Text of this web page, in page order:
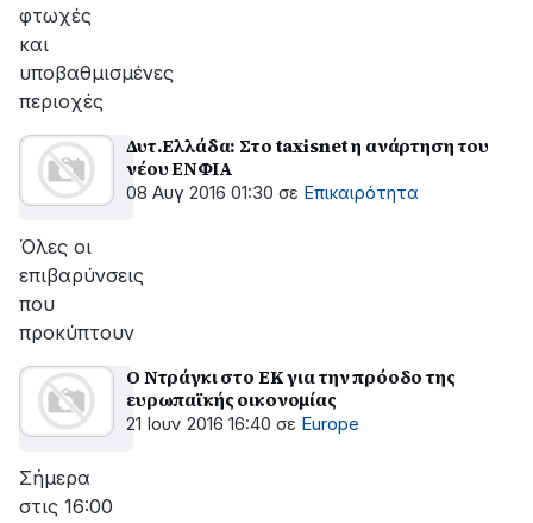
φτωχές
και
υποβαθμισμένες
περιοχές
Δυτ.Ελλάδα: Στο taxisnet η ανάρτηση του
νέου ΕΝΦΙΑ
08 Αυγ 2016 01:30 σε Επικαιρότητα
Όλες οι
επιβαρύνσεις
που
προκύπτουν
Ο Ντράγκι στο ΕΚ για την πρόοδο της
ευρωπαϊκής οικονομίας
21 Ιουν 2016 16:40 σε Europe
Σήμερα
στις 16:00